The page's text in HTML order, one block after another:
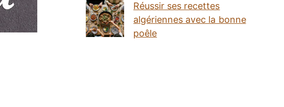
Réussir ses recettes
algériennes avec la bonne
poêle